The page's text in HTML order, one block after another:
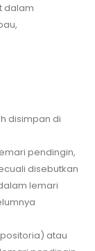
dalam
disimpan di
pendingin,
disebutkan
lemari
atau